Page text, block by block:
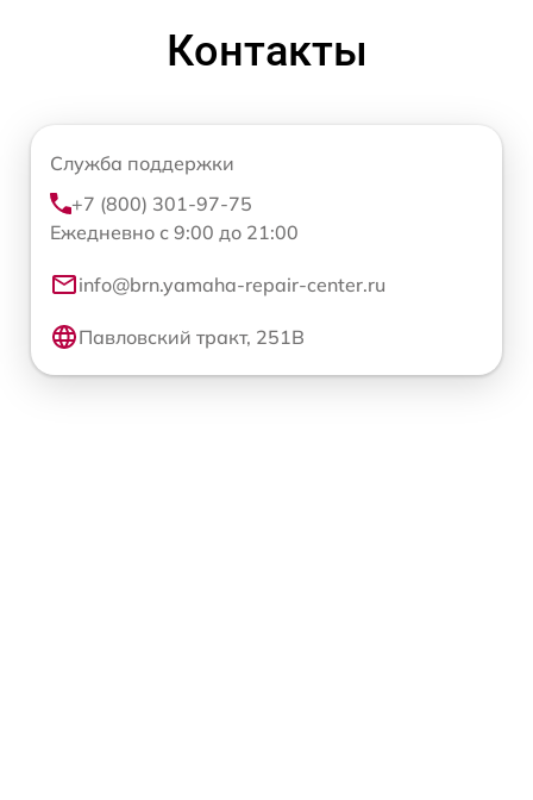
Контакты
Служба поддержки
+7 (800) 301-97-75
Ежедневно с 9:00 до 21:00
info@brn.yamaha-repair-center.ru
Павловский тракт, 251В